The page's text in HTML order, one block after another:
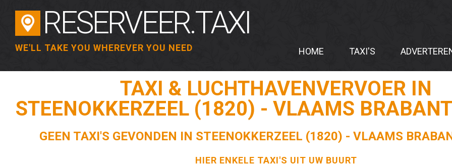
RESERVEER.TAXI
WE'LL TAKE YOU WHEREVER YOU NEED HOME TAXI'S
TAXI & LUCHTHAVENVERVOER IN
STEENOKKERZEEL (1820) - VLAAMS
GEEN TAXI'S GEVONDEN IN STEENOKKERZEEL (1820) - VLAAMS
HIER ENKELE TAXI'S UIT UW BUURT